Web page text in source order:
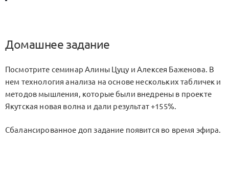
Домашнее задание
Посмотрите семинар Алины Цуцу и Алексея Баженова. В
нем технология анализа на основе нескольких табличек и
методов мышления, которые были внедрены в проекте
Якутская новая волна и дали результат +155%.
Сбалансированное доп задание появится во время эфира.